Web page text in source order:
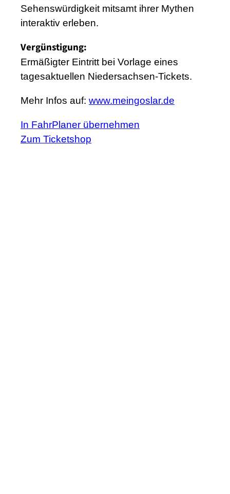
Sehenswürdigkeit mitsamt ihrer Mythen
interaktiv erleben.
Vergünstigung:
Ermäßigter Eintritt bei Vorlage eines
tagesaktuellen Niedersachsen-Tickets.
Mehr Infos auf: www.meingoslar.de
In FahrPlaner übernehmen
Zum Ticketshop